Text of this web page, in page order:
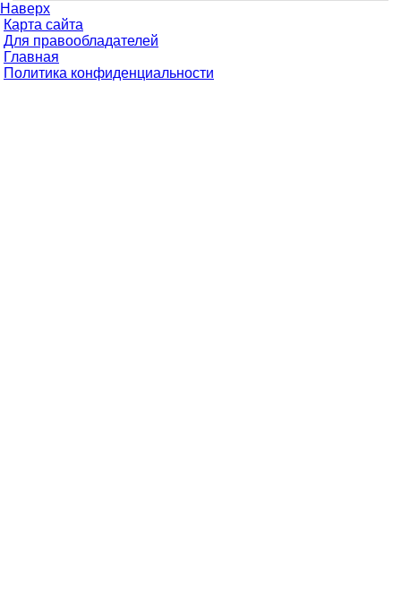
Наверх
Карта сайта
Для правообладателей
Главная
Политика конфиденциальности